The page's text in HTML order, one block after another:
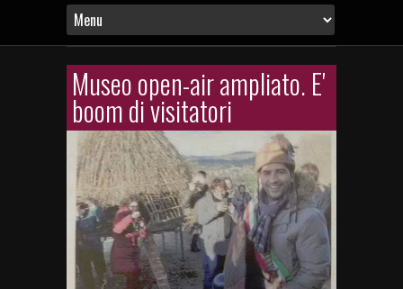
Museo open-air ampliato. E'
boom di visitatori